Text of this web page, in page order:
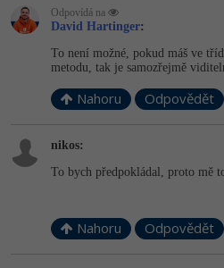
Odpovídá na
David Hartinger:
To není možné, pokud máš ve
metodu, tak je samozřejmě
Nahoru Odpovědět
nikos:
To bych předpokládal, proto mě
Nahoru Odpovědět